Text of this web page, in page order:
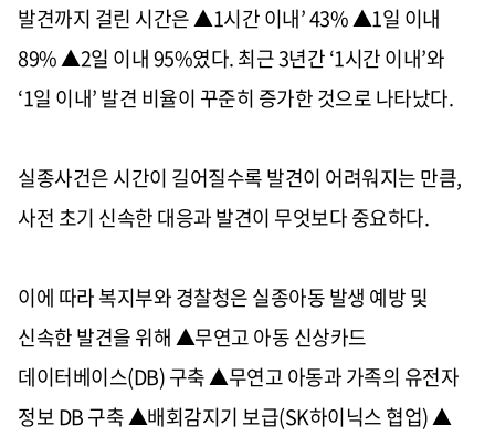
발견까지 걸린 시간은 ▲1시간 이내’ 43% ▲1일 이내
89% ▲2일 이내 95%였다. 최근 3년간 ‘1시간 이내’와
‘1일 이내’ 발견 비율이 꾸준히 증가한 것으로 나타났다.
실종사건은 시간이 길어질수록 발견이 어려워지는 만큼,
사전 초기 신속한 대응과 발견이 무엇보다 중요하다.
이에 따라 복지부와 경찰청은 실종아동 발생 예방 및
신속한 발견을 위해 ▲무연고 아동 신상카드
데이터베이스(DB) 구축 ▲무연고 아동과 가족의 유전자
정보 DB 구축 ▲배회감지기 보급(SK하이닉스 협업) ▲